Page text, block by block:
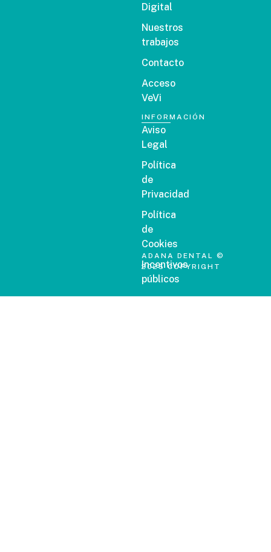
Digital
Nuestros
trabajos
Contacto
Acceso
VeVi
INFORMACIÓN
Aviso
Legal
Política
de
Privacidad
Política
de
Cookies
Incentivos
públicos
ADANA DENTAL ©
2025 COPYRIGHT